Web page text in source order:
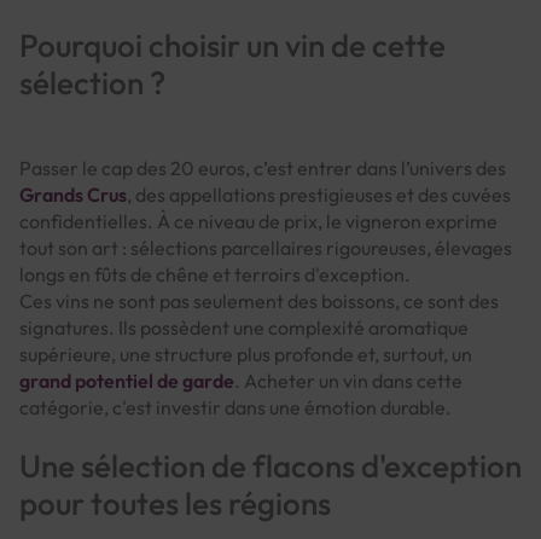
Pourquoi choisir un vin de cette
sélection ?
Passer le cap des 20 euros, c’est entrer dans l’univers des
Grands Crus, des appellations prestigieuses et des cuvées
confidentielles. À ce niveau de prix, le vigneron exprime
tout son art : sélections parcellaires rigoureuses, élevages
longs en fûts de chêne et terroirs d'exception.
Ces vins ne sont pas seulement des boissons, ce sont des
signatures. Ils possèdent une complexité aromatique
supérieure, une structure plus profonde et, surtout, un
grand potentiel de garde. Acheter un vin dans cette
catégorie, c'est investir dans une émotion durable.
Une sélection de flacons d'exception
pour toutes les régions